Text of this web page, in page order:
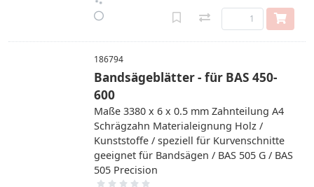
186794
Bandsägeblätter - für BAS 450-
600
Maße 3380 x 6 x 0.5 mm Zahnteilung A4
Schrägzahn Materialeignung Holz /
Kunststoffe / speziell für Kurvenschnitte
geeignet für Bandsägen / BAS 505 G / BAS
505 Precision